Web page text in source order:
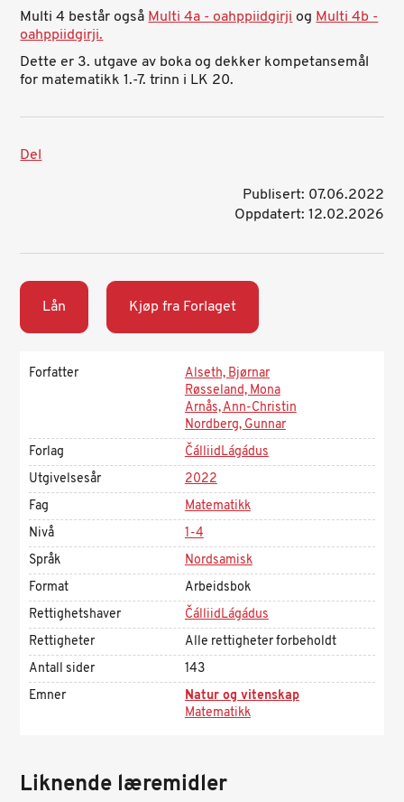
Multi 4 består ogsåMulti 4a - oahppiidgirjiogMulti 4b -
oahppiidgirji.
Dette er 3. utgave av boka og dekker kompetansemål
for matematikk 1.-7. trinn i LK 20.
Del
Publisert: 07.06.2022
Oppdatert: 12.02.2026
Lån Kjøp fra Forlaget
Forfatter
Alseth, Bjørnar
Røsseland, Mona
Arnås, Ann-Christin
Nordberg, Gunnar
Forlag
ČálliidLágádus
Utgivelsesår
2022
Fag
Matematikk
Nivå
1-4
Språk
Nordsamisk
Format
Arbeidsbok
Rettighetshaver
ČálliidLágádus
Rettigheter
Alle rettigheter forbeholdt
Antall sider
143
Emner
Natur og vitenskap
Matematikk
Liknende læremidler